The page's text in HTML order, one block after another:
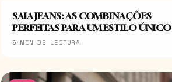
SAIA JEANS: AS COMBINAÇÕES
PERFEITAS PARA UM ESTILO ÚNICO
5 MIN DE LEITURA